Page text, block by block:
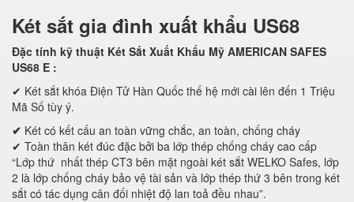
Két sắt gia đình xuất khẩu US68
Đặc tính kỹ thuật Két Sắt Xuất Khẩu Mỹ AMERICAN SAFES
US68 E :
✔ Két sắt khóa Điện Tử Hàn Quốc thế hệ mới cài lên đến 1 Triệu
Mã Số tùy ý.
✔ Két có kết cấu an toàn vững chắc, an toàn, chống cháy
✔ Toàn thân két đúc đặc bởi ba lớp thép chống cháy cao cấp
“Lớp thứ nhất thép CT3 bên mặt ngoài két sắt WELKO Safes, lớp
2 là lớp chống cháy bảo vệ tài sản và lớp thép thứ 3 bên trong két
sắt có tác dụng cân đối nhiệt độ lan toả đều nhau”.